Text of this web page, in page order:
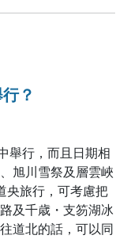
？
舉行，而且日期相
旭川雪祭及層雲峽
央旅行，可考慮把
及千歳・支笏湖冰
道北的話，可以同